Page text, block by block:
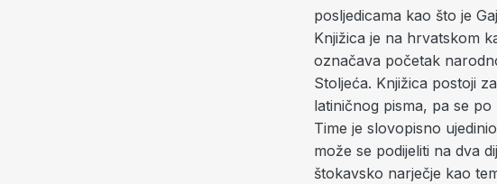
posljedicama kao što je
Knjižica je na hrvatskom
označava početak
Stoljeća. Knjižica postoji
latiničnog pisma, pa se
Time je slovopisno
može se podijeliti na dva
štokavsko narječje kao